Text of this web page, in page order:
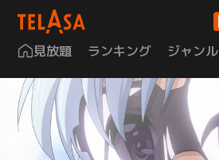
見放題 ランキング ジャンル